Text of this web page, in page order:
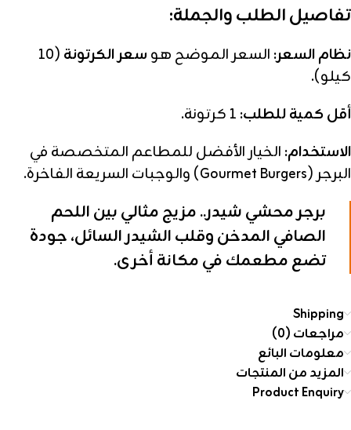
تفاصيل الطلب والجملة:
نظام السعر: السعر الموضح هو سعر الكرتونة (10
كيلو).
أقل كمية للطلب:
الاستخدام: الخيار الأفضل للمطاعم المتخصصة في
البرجر (Gourmet Burgers) والوجبات السريعة الفاخرة.
برجر محشي شيدر.. مزيج مثالي بين اللحم
الصافي المدخن وقلب الشيدر السائل، جودة
تضع مطعمك في مكانة أخرى.
Shipping
مراجعات (0)
معلومات البائع
المزيد من المنتجات
Product Enquiry